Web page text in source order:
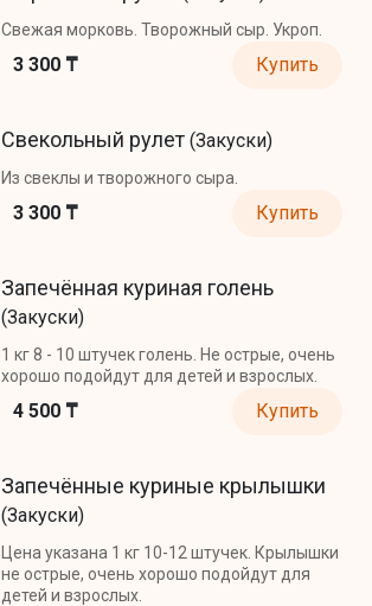
Свежая морковь. Творожный сыр. Укроп.
3 300 ₸ Купить
Свекольный рулет (Закуски)
Из свеклы и творожного сыра.
3 300 ₸ Купить
Запечённая куриная голень
(Закуски)
1 кг 8 - 10 штучек голень. Не острые, очень
хорошо подойдут для детей и взрослых.
4 500 ₸ Купить
Запечённые куриные крылышки
(Закуски)
Цена указана 1 кг 10-12 штучек. Крылышки
не острые, очень хорошо подойдут для
детей и взрослых.